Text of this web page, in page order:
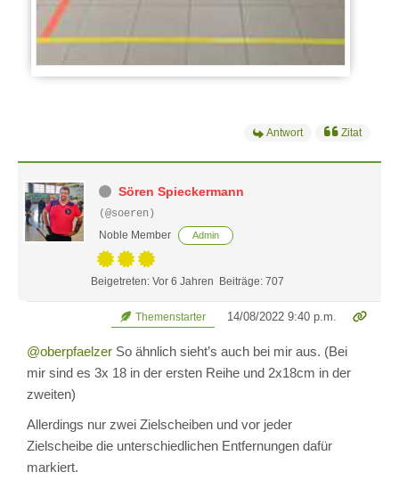
Antwort Zitat
Sören Spieckermann
(@soeren)
Noble Member
Admin
Beigetreten: Vor 6 Jahren Beiträge: 707
Themenstarter 14/08/2022 9:40 p.m.
@oberpfaelzer So ähnlich sieht’s auch bei mir aus. (Bei
mir sind es 3x 18 in der ersten Reihe und 2x18cm in der
zweiten)
Allerdings nur zwei Zielscheiben und vor jeder
Zielscheibe die unterschiedlichen Entfernungen dafür
markiert.